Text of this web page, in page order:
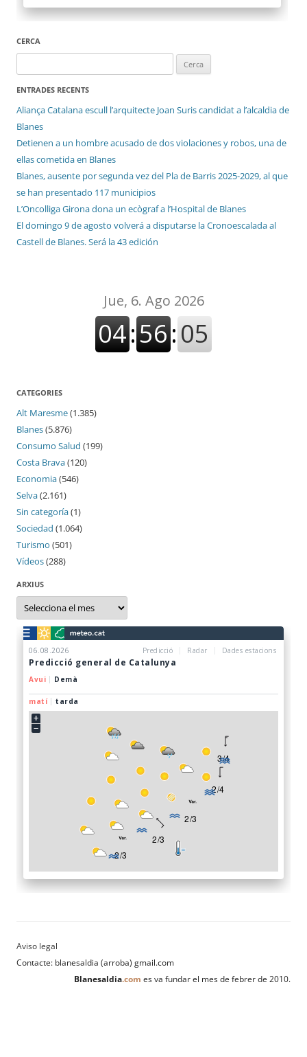
CERCA
ENTRADES RECENTS
Aliança Catalana escull l’arquitecte Joan Suris candidat a l’alcaldia de
Blanes
Detienen a un hombre acusado de dos violaciones y robos, una de
ellas cometida en Blanes
Blanes, ausente por segunda vez del Pla de Barris 2025-2029, al que
se han presentado 117 municipios
L’Oncolliga Girona dona un ecògraf a l’Hospital de Blanes
El domingo 9 de agosto volverá a disputarse la Cronoescalada al
Castell de Blanes. Será la 43 edición
CATEGORIES
Alt Maresme(1.385)
Blanes(5.876)
Consumo Salud (199)
Costa Brava(120)
Economia(546)
Selva(2.161)
Sin categoría(1)
Sociedad (1.064)
Turismo (501)
Vídeos(288)
ARXIUS
Arxius
Contacte: blanesaldia (arroba) gmail.com
Blanesaldia.com es va fundar el mes de febrer de 2010.